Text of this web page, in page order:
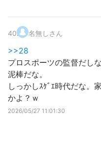
40. 名無しさん
>>28
プロスポーツの監督だし
泥棒だな。
しっかしｽｹﾞｴ時代だな。
かよ？ｗ
2026/05/27 11:01:30